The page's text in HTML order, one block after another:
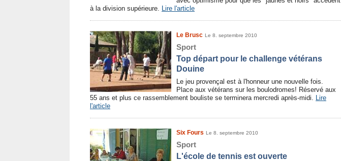
à la division supérieure. Lire l'article
Le Brusc Le 8. septembre 2010
Sport
Top départ pour le challenge vétérans
Douine
Le jeu provençal est à l'honneur une nouvelle fois.
Place aux vétérans sur les boulodromes! Réservé aux
55 ans et plus ce rassemblement bouliste se terminera mercredi après-midi. Lire
l'article
Six Fours Le 8. septembre 2010
Sport
L'école de tennis est ouverte